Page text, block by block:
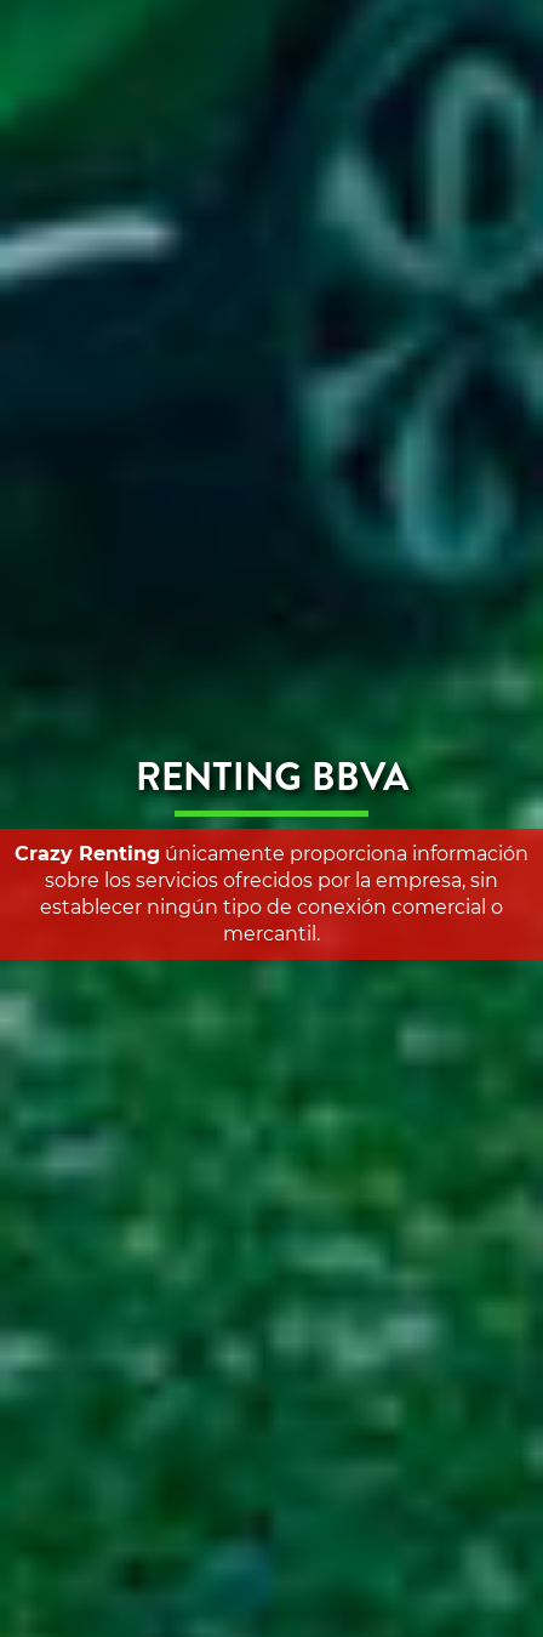
RENTING BBVA
Crazy Renting únicamente proporciona información
sobre los servicios ofrecidos por la empresa, sin
establecer ningún tipo de conexión comercial o
mercantil.